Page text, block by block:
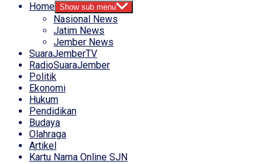
Home Show sub menu
Nasional News
Jatim News
Jember News
SuaraJemberTV
RadioSuaraJember
Politik
Ekonomi
Hukum
Pendidikan
Budaya
Olahraga
Artikel
Kartu Nama Online SJN